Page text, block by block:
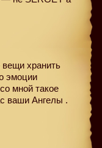
вещи хранить
эмоции
мной такое
ваши Ангелы .